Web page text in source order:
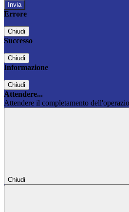
Errore
Chiudi
Successo
Chiudi
Informazione
Chiudi
Attendere...
Attendere il completamento
Chiudi